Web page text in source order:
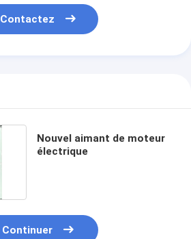
Contactez
Nouvel aimant de moteur
électrique
Continuer